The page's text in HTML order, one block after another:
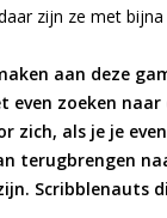
zijn ze met
aan deze
even zoeken
zich, als je je
terugbrengen
Scribblenauts